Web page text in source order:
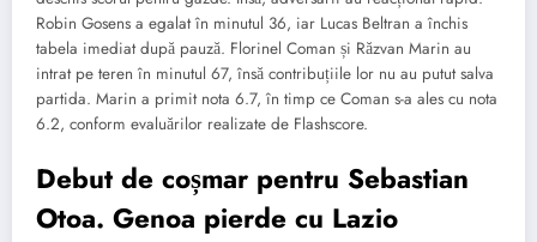
Robin Gosens a egalat în minutul 36, iar Lucas Beltran a închis
tabela imediat după pauză. Florinel Coman și Răzvan Marin au
intrat pe teren în minutul 67, însă contribuțiile lor nu au putut salva
partida. Marin a primit nota 6.7, în timp ce Coman s-a ales cu nota
6.2, conform evaluărilor realizate de Flashscore.
Debut de coșmar pentru Sebastian
Otoa. Genoa pierde cu Lazio